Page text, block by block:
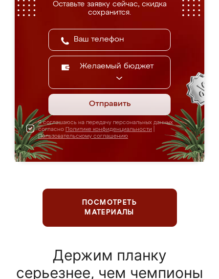
Оставьте заявку сейчас, скидка
сохранится.
Желаемый бюджет
Отправить
Я соглашаюсь на передачу персональных данных
согласно Политике конфиденциальности
Пользовательскому соглашению
ПОСМОТРЕТЬ
МАТЕРИАЛЫ
Держим планку
серьезнее, чем чемпионы